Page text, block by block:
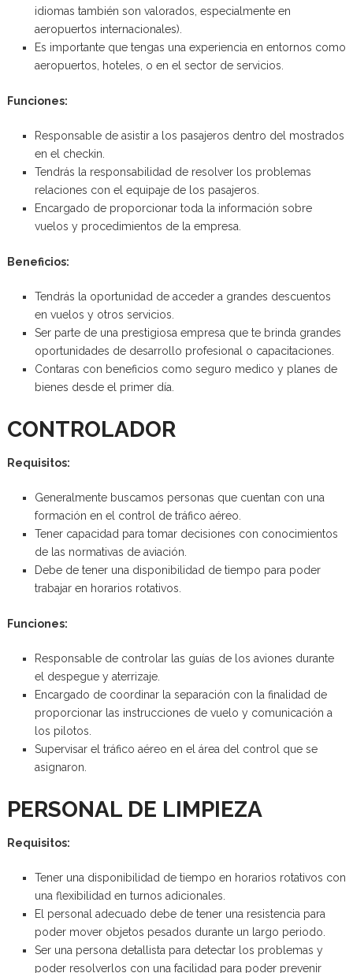
idiomas también son valorados, especialmente en
aeropuertos internacionales).
Es importante que tengas una experiencia en entornos como
aeropuertos, hoteles, o en el sector de servicios.
Funciones:
Responsable de asistir a los pasajeros dentro del mostrados
en el checkin.
Tendrás la responsabilidad de resolver los problemas
relaciones con el equipaje de los pasajeros.
Encargado de proporcionar toda la información sobre
vuelos y procedimientos de la empresa.
Beneficios:
Tendrás la oportunidad de acceder a grandes descuentos
en vuelos y otros servicios.
Ser parte de una prestigiosa empresa que te brinda grandes
oportunidades de desarrollo profesional o capacitaciones.
Contaras con beneficios como seguro medico y planes de
bienes desde el primer día.
CONTROLADOR
Requisitos:
Generalmente buscamos personas que cuentan con una
formación en el control de tráfico aéreo.
Tener capacidad para tomar decisiones con conocimientos
de las normativas de aviación.
Debe de tener una disponibilidad de tiempo para poder
trabajar en horarios rotativos.
Funciones:
Responsable de controlar las guías de los aviones durante
el despegue y aterrizaje.
Encargado de coordinar la separación con la finalidad de
proporcionar las instrucciones de vuelo y comunicación a
los pilotos.
Supervisar el tráfico aéreo en el área del control que se
asignaron.
PERSONAL DE LIMPIEZA
Requisitos:
Tener una disponibilidad de tiempo en horarios rotativos con
una flexibilidad en turnos adicionales.
El personal adecuado debe de tener una resistencia para
poder mover objetos pesados durante un largo periodo.
Ser una persona detallista para detectar los problemas y
poder resolverlos con una facilidad para poder prevenir